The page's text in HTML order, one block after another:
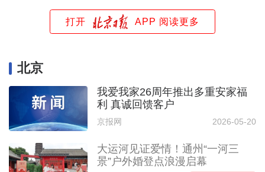
打开 APP 阅读更多
北京
我爱我家26周年推出多重安家福
利 真诚回馈客户
京报网 2026-05-20
大运河见证爱情！通州“一河三
景”户外婚登点浪漫启幕